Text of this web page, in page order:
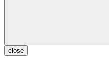
close